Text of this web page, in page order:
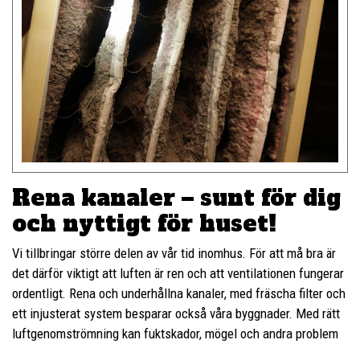
Rena kanaler – sunt för dig
och nyttigt för huset!
Vi tillbringar större delen av vår tid inomhus. För att må bra är
det därför viktigt att luften är ren och att ventilationen fungerar
ordentligt. Rena och underhållna kanaler, med fräscha filter och
ett injusterat system besparar också våra byggnader. Med rätt
luftgenomströmning kan fuktskador, mögel och andra problem